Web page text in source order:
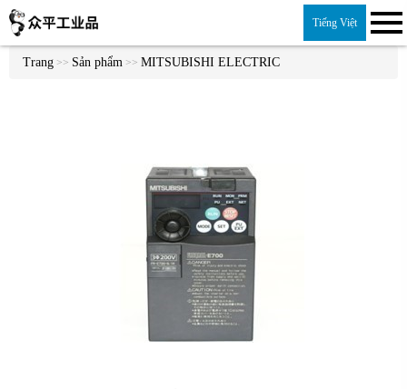
Tiếng Việt
Trang >> Sản phẩm >> MITSUBISHI ELECTRIC